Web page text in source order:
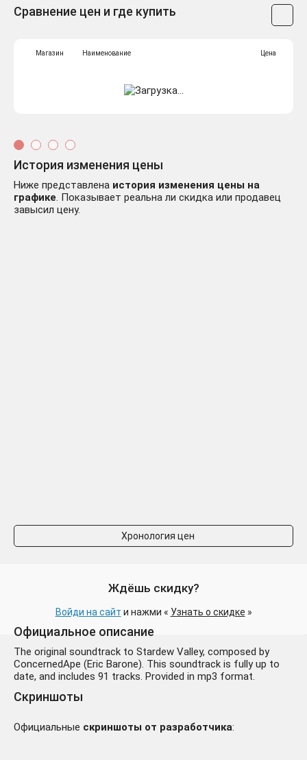
Сравнение цен и где купить
Магазин Наименование Цена
История изменения цены
Ниже представлена история изменения цены на
графике. Показывает реальна ли скидка или продавец
завысил цену.
Хронология цен
Ждёшь скидку?
Войди на сайт и нажми « Узнать о скидке »
Официальное описание
The original soundtrack to Stardew Valley, composed by
ConcernedApe (Eric Barone). This soundtrack is fully up to
date, and includes 91 tracks. Provided in mp3 format.
Скриншоты
Официальные скриншоты от разработчика: